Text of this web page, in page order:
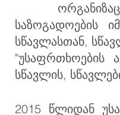
ორგანიზაციას
საზოგადოების
სწავლასთან,
"უსაფრთხოების
სწავლის,
2015 წლიდან